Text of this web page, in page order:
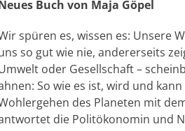
Buch von Maja Göpel
spüren es, wissen es: Unsere
so gut wie nie, andererseits
oder Gesellschaft –
So wie es ist, wird und
des Planeten mit
die Politökonomin und